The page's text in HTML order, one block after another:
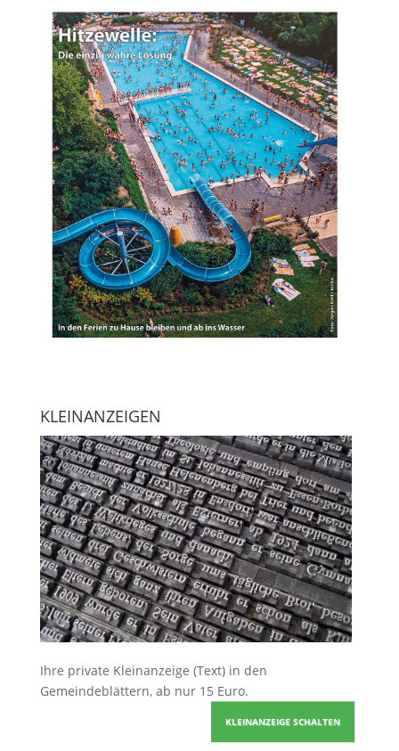
KLEINANZEIGEN
Ihre private Kleinanzeige (Text) in den
Gemeindeblättern, ab nur 15 Euro.
KLEINANZEIGE SCHALTEN